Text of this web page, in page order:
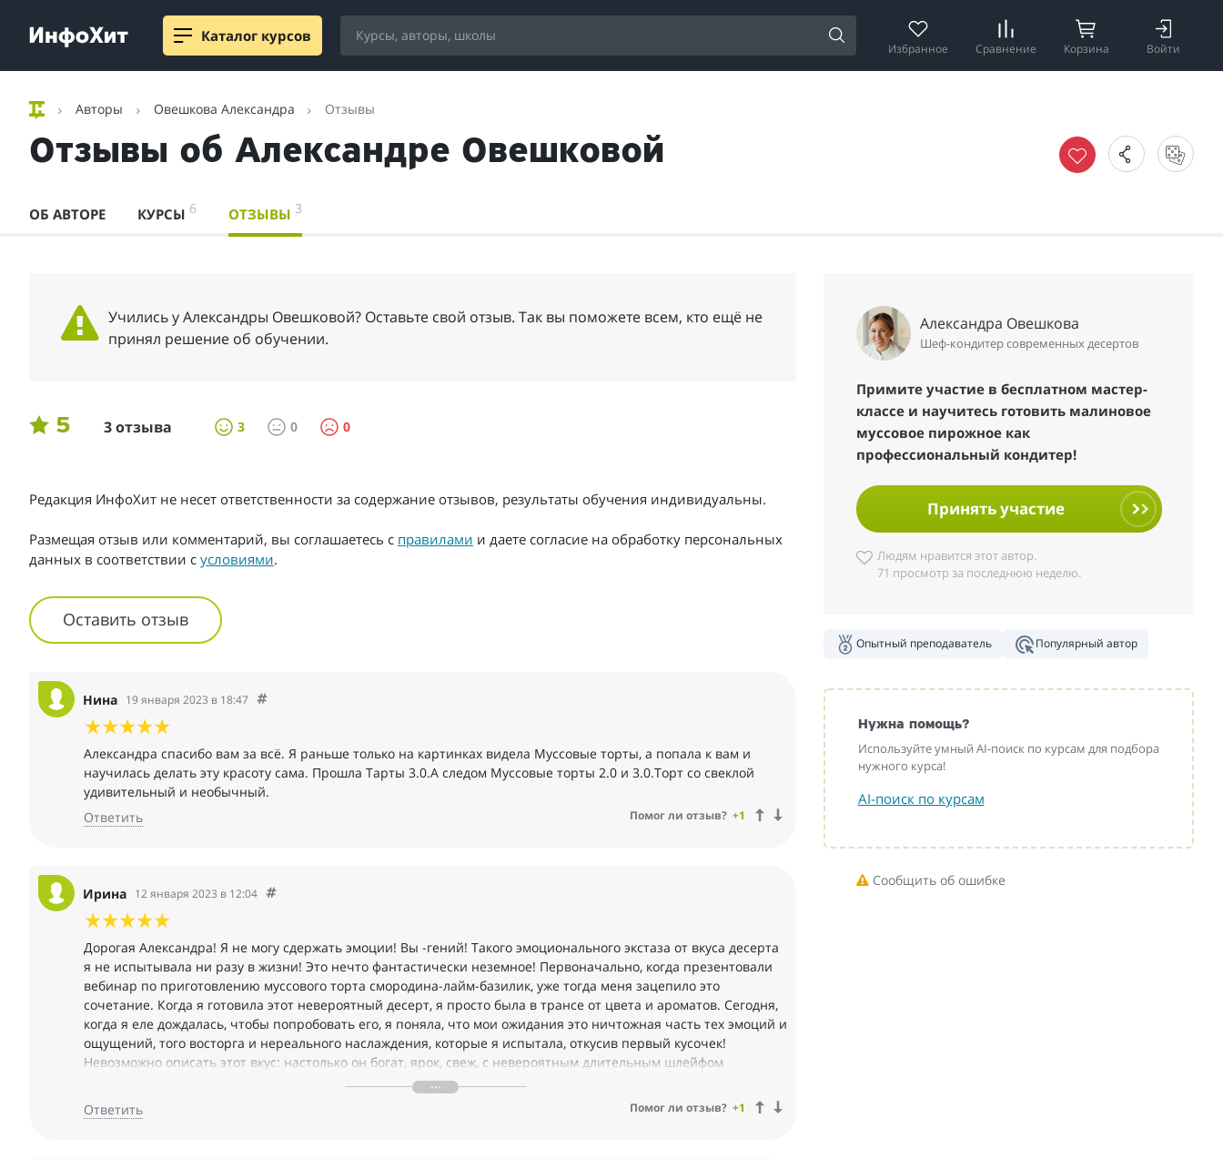
Каталог курсов
Избранное Сравнение Корзина Войти
Авторы Овешкова Александра Отзывы
Отзывы об Александре Овешковой
ОБ АВТОРЕ КУРСЫ 6 ОТЗЫВЫ 3
Учились у Александры Овешковой? Оставьте свой отзыв. Так вы поможете всем, кто ещё не
принял решение об обучении.
5 3 отзыва 3 0 0
Редакция ИнфоХит не несет ответственности за содержание отзывов, результаты обучения индивидуальны.
Размещая отзыв или комментарий, вы соглашаетесь с правилами и даете согласие на обработку персональных
данных в соответствии с условиями.
Оставить отзыв
Нина 19 января 2023 в 18:47
Александра спасибо вам за всё. Я раньше только на картинках видела Муссовые торты, а попала к вам и
научилась делать эту красоту сама. Прошла Тарты 3.0.А следом Муссовые торты 2.0 и 3.0.Торт со свеклой
удивительный и необычный.
Ответить
Помог ли отзыв? +1
Ирина 12 января 2023 в 12:04
Дорогая Александра! Я не могу сдержать эмоции! Вы -гений! Такого эмоционального экстаза от вкуса десерта
я не испытывала ни разу в жизни! Это нечто фантастически неземное! Первоначально, когда презентовали
вебинар по приготовлению муссового торта смородина-лайм-базилик, уже тогда меня зацепило это
сочетание. Когда я готовила этот невероятный десерт, я просто была в трансе от цвета и ароматов. Сегодня,
когда я еле дождалась, чтобы попробовать его, я поняла, что мои ожидания это ничтожная часть тех эмоций и
ощущений, того восторга и нереального наслаждения, которые я испытала, откусив первый кусочек!
Невозможно описать этот вкус: настолько он богат, ярок, свеж, с невероятным длительным шлейфом
волшебных нот послевкусия. Даже не хочется глотать, хочется продлить этот кайф, чтобы эта фейерия
никогда не кончалась! И это не только про вкус, но ещё и про цвет! Настолько все гармонично и элегантно,
что не требуется вообще никакого декора! Десерт украшает сам себя! Я просто не могу найти слов для
Ответить Помог ли отзыв? +1
Александра Овешкова
Шеф-кондитер современных десертов
Примите участие в бесплатном мастер-
классе и научитесь готовить малиновое
муссовое пирожное как
профессиональный кондитер!
Принять участие
Людям нравится этот автор.
71 просмотр за последнюю неделю.
Опытный преподаватель Популярный автор
Нужна помощь?
Используйте умный AI-поиск по курсам для подбора
нужного курса!
AI-поиск по курсам
Сообщить об ошибке